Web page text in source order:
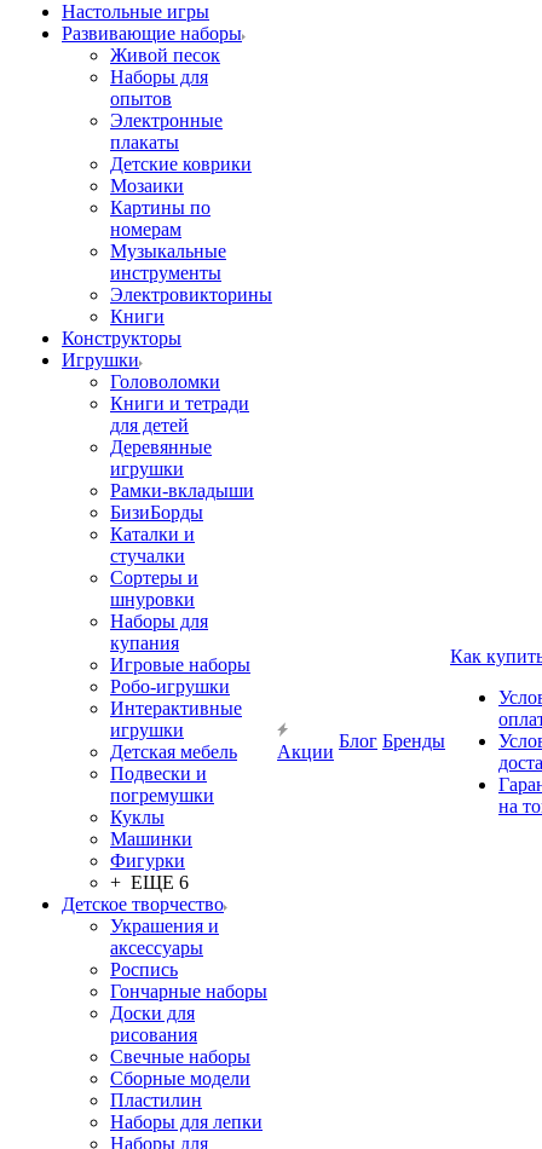
Настольные игры
Развивающие наборы
Живой песок
Наборы для
опытов
Электронные
плакаты
Детские коврики
Мозаики
Картины по
номерам
Музыкальные
инструменты
Электровикторины
Книги
Конструкторы
Игрушки
Головоломки
Книги и тетради
для детей
Деревянные
игрушки
Рамки-вкладыши
БизиБорды
Каталки и
стучалки
Сортеры и
шнуровки
Наборы для
купания
Игровые наборы
Робо-игрушки
Интерактивные
игрушки
Детская мебель
Подвески и
погремушки
Куклы
Машинки
Фигурки
+ ЕЩЕ 6
Детское творчество
Украшения и
аксессуары
Роспись
Гончарные наборы
Доски для
рисования
Свечные наборы
Сборные модели
Пластилин
Наборы для лепки
Наборы для
Акции
Блог Бренды
Как
на